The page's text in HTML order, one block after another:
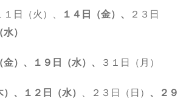
１日（火）、 １４日（金）、
２３日
）
金）、１９日（水） 、 ３１日（月）
、 １２日（水） 、２３日（日） 、２９